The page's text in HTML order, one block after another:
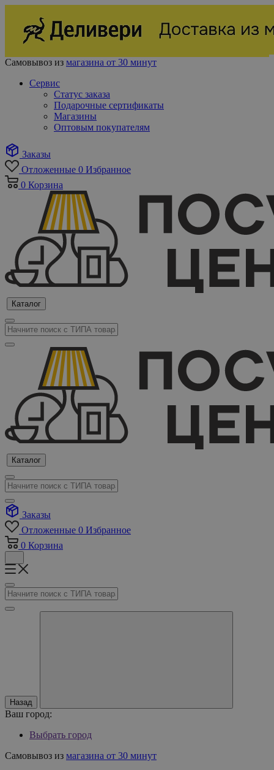
Самовывоз из магазина от 30 минут
Сервис
Статус заказа
Подарочные сертификаты
Магазины
Оптовым покупателям
Заказы
Отложенные 0 Избранное
0 Корзина
Каталог
Каталог
Заказы
Отложенные 0 Избранное
0 Корзина
Назад
Ваш город:
Выбрать город
Самовывоз из магазина от 30 минут